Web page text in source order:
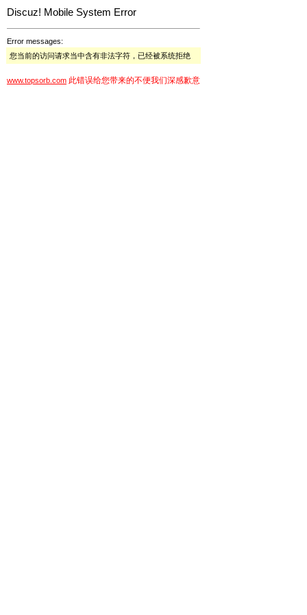
Discuz! Mobile System Error
Error messages:
您当前的访问请求当中含有非法字符，已经被系统拒绝
www.topsorb.com 此错误给您带来的不便我们深感歉意